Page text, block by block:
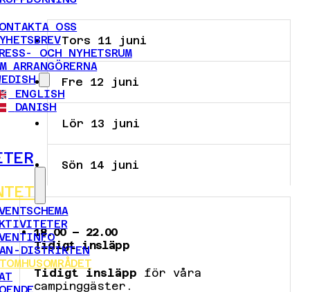
OSS
OCH NYHETSRUM
ARRANGÖRERNA
ENGLISH
DANISH
DISTRIKTEN
Tors 11 juni
Fre 12 juni
Lör 13 juni
Sön 14 juni
18.00 – 22.00
Tidigt insläpp
Tidigt insläpp för våra
campinggäster.